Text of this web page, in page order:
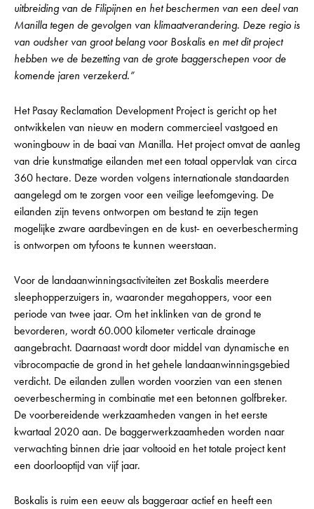
uitbreiding van de Filipijnen en het beschermen van een deel van
Manilla tegen de gevolgen van klimaatverandering. Deze regio is
van oudsher van groot belang voor Boskalis en met dit project
hebben we de bezetting van de grote baggerschepen voor de
komende jaren verzekerd.”
Het Pasay Reclamation Development Project is gericht op het
ontwikkelen van nieuw en modern commercieel vastgoed en
woningbouw in de baai van Manilla. Het project omvat de aanleg
van drie kunstmatige eilanden met een totaal oppervlak van circa
360 hectare. Deze worden volgens internationale standaarden
aangelegd om te zorgen voor een veilige leefomgeving. De
eilanden zijn tevens ontworpen om bestand te zijn tegen
mogelijke zware aardbevingen en de kust- en oeverbescherming
is ontworpen om tyfoons te kunnen weerstaan.
Voor de landaanwinningsactiviteiten zet Boskalis meerdere
sleephopperzuigers in, waaronder megahoppers, voor een
periode van twee jaar. Om het inklinken van de grond te
bevorderen, wordt 60.000 kilometer verticale drainage
aangebracht. Daarnaast wordt door middel van dynamische en
vibrocompactie de grond in het gehele landaanwinningsgebied
verdicht. De eilanden zullen worden voorzien van een stenen
oeverbescherming in combinatie met een betonnen golfbreker.
De voorbereidende werkzaamheden vangen in het eerste
kwartaal 2020 aan. De baggerwerkzaamheden worden naar
verwachting binnen drie jaar voltooid en het totale project kent
een doorlooptijd van vijf jaar.
Boskalis is ruim een eeuw als baggeraar actief en heeft een